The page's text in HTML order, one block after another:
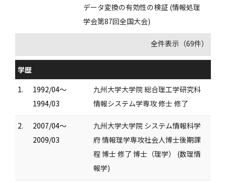
データ変換の有効性の検証 (情報処理
学会第87回全国大会)
全件表示（69件）
学歴
1.
1992/04～
1994/03
九州大学大学院 総合理工学研究科
情報システム学専攻 修士 修了
2.
2007/04～
2009/03
九州大学大学院 システム情報科学
府 情報理学専攻社会人博士後期課
程 博士 修了 博士（理学） (数理情
報学)